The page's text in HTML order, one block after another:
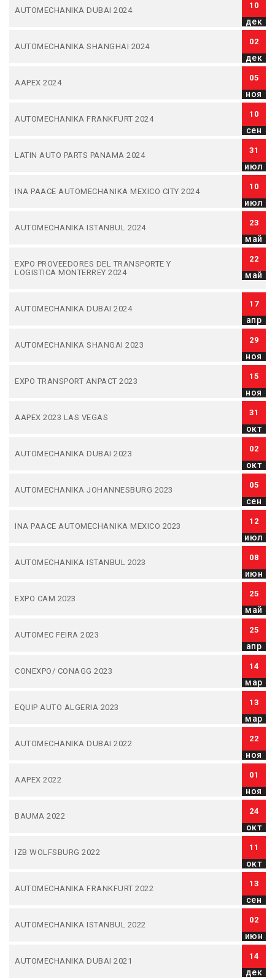
AUTOMECHANIKA DUBAI 2024
10
дек
AUTOMECHANIKA SHANGHAI 2024
02
дек
AAPEX 2024
05
ноя
AUTOMECHANIKA FRANKFURT 2024
10
сен
LATIN AUTO PARTS PANAMA 2024
31
июл
INA PAACE AUTOMECHANIKA MEXICO CITY 2024
10
июл
AUTOMECHANIKA ISTANBUL 2024
23
май
EXPO PROVEEDORES DEL TRANSPORTE Y
LOGISTICA MONTERREY 2024
22
май
AUTOMECHANIKA DUBAI 2024
17
апр
AUTOMECHANIKA SHANGAI 2023
29
ноя
EXPO TRANSPORT ANPACT 2023
15
ноя
AAPEX 2023 LAS VEGAS
31
окт
AUTOMECHANIKA DUBAI 2023
02
окт
AUTOMECHANIKA JOHANNESBURG 2023
05
сен
INA PAACE AUTOMECHANIKA MEXICO 2023
12
июл
AUTOMECHANIKA ISTANBUL 2023
08
июн
EXPO CAM 2023
25
май
AUTOMEC FEIRA 2023
25
апр
CONEXPO/ CONAGG 2023
14
мар
EQUIP AUTO ALGERIA 2023
13
мар
AUTOMECHANIKA DUBAI 2022
22
ноя
AAPEX 2022
01
ноя
BAUMA 2022
24
окт
IZB WOLFSBURG 2022
11
окт
AUTOMECHANIKA FRANKFURT 2022
13
сен
AUTOMECHANIKA ISTANBUL 2022
02
июн
AUTOMECHANIKA DUBAI 2021
14
дек